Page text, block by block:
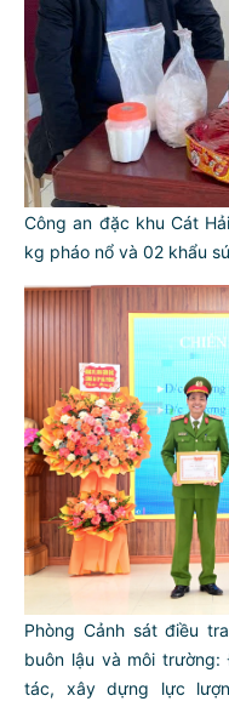
Công an đặc khu Cát
kg pháo nổ và 02 khẩu
Phòng Cảnh sát điều
buôn lậu và môi
tác, xây dựng lực